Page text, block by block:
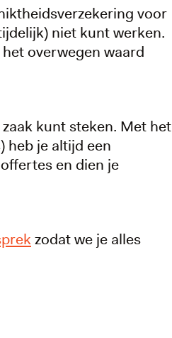
voor
niet kunt werken.
overwegen waard
kunt steken. Met het
heb je altijd een
en dien je
zodat we je alles